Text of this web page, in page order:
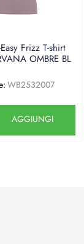
Frizz T-shirt
OMBRE BL
WB2532007
AGGIUNGI